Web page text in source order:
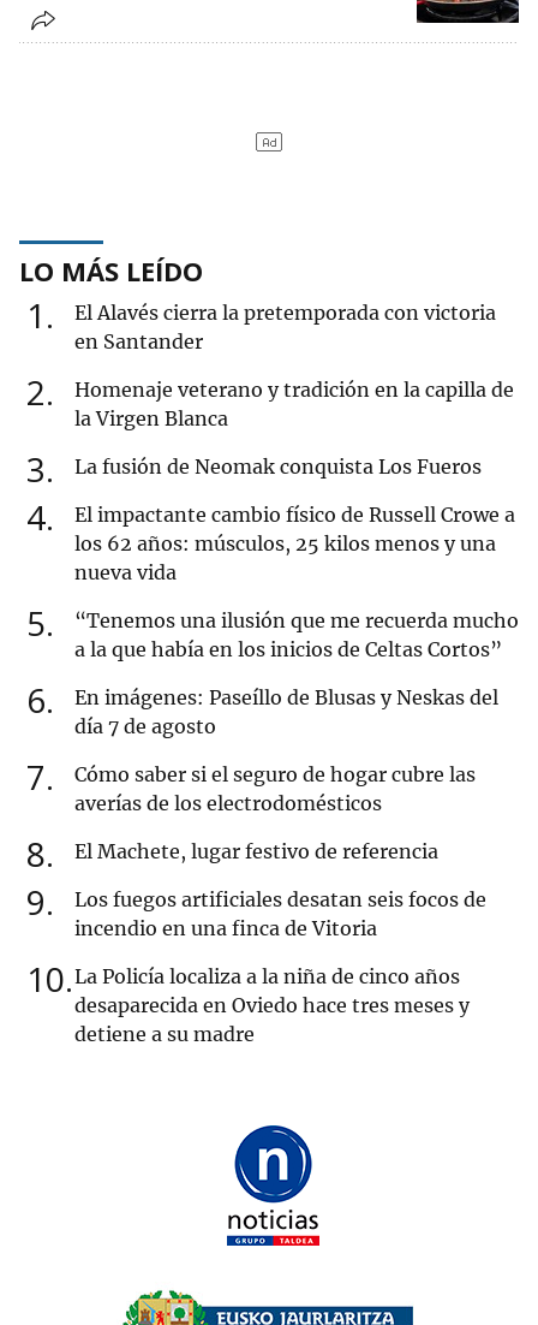
LO MÁS LEÍDO
1
El Alavés cierra la pretemporada con victoria
en Santander
2
Homenaje veterano y tradición en la capilla de
la Virgen Blanca
3 La fusión de Neomak conquista Los Fueros
4
El impactante cambio físico de Russell Crowe a
los 62 años: músculos, 25 kilos menos y una
nueva vida
5
“Tenemos una ilusión que me recuerda mucho
a la que había en los inicios de Celtas Cortos”
6
En imágenes: Paseíllo de Blusas y Neskas del
día 7 de agosto
7
Cómo saber si el seguro de hogar cubre las
averías de los electrodomésticos
8 El Machete, lugar festivo de referencia
9
Los fuegos artificiales desatan seis focos de
incendio en una finca de Vitoria
10 La Policía localiza a la niña de cinco años
desaparecida en Oviedo hace tres meses y
detiene a su madre